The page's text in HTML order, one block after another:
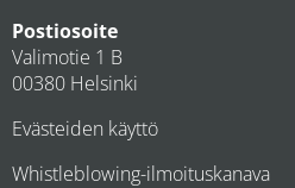
Postiosoite
Valimotie 1 B
00380 Helsinki
Evästeiden käyttö
Whistleblowing-ilmoituskanava